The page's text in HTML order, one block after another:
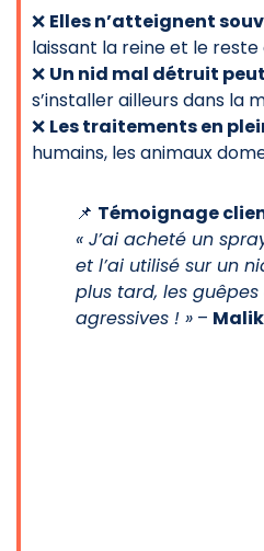
❌ Elles n’atteignent
laissant la reine et le reste
❌ Un nid mal détruit
s’installer ailleurs dans la
❌ Les traitements en
humains, les animaux
📌 Témoignage
« J’ai acheté un
et l’ai utilisé sur un
plus tard, les
agressives ! » –